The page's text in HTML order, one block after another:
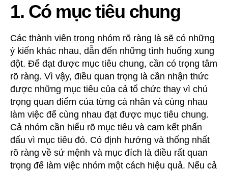
Khả
Làm
Việc
Nhóm
Hiệu
Quả
1. Có mục tiêu chung
Các thành viên trong nhóm rõ ràng là sẽ có những
ý kiến khác nhau, dẫn đến những tình huống xung
đột. Để đạt được mục tiêu chung, cần có trọng tâm
rõ ràng. Vì vậy, điều quan trọng là cần nhận thức
được những mục tiêu của cả tổ chức thay vì chú
trọng quan điểm của từng cá nhân và cùng nhau
làm việc để cùng nhau đạt được mục tiêu chung.
Cả nhóm cần hiểu rõ mục tiêu và cam kết phấn
đấu vì mục tiêu đó. Có định hướng và thống nhất
rõ ràng về sứ mệnh và mục đích là điều rất quan
trọng để làm việc nhóm một cách hiệu quả. Nếu cả